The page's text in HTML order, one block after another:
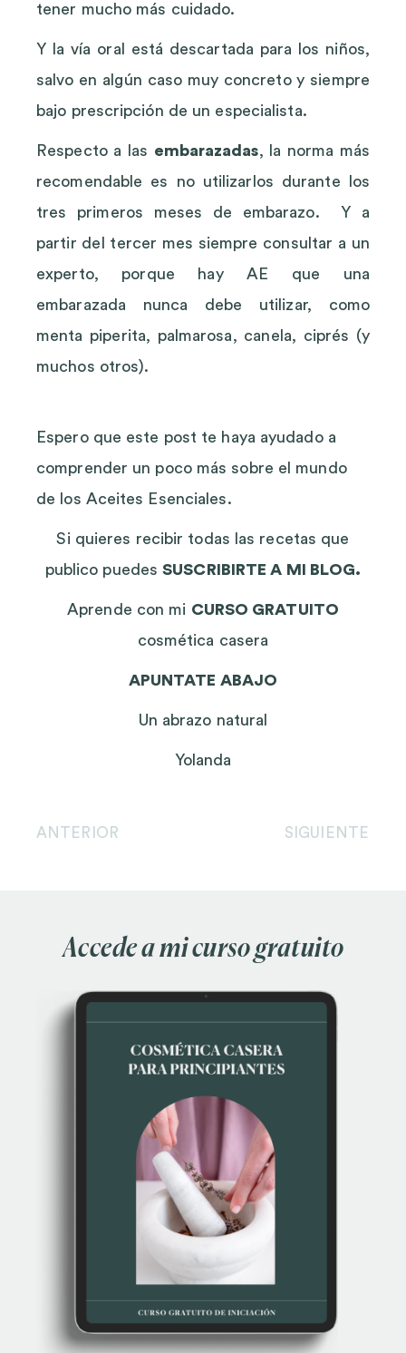
tener mucho más cuidado.
Y la vía oral está descartada para los niños,
salvo en algún caso muy concreto y siempre
bajo prescripción de un especialista.
Respecto a las embarazadas, la norma más
recomendable es no utilizarlos durante los
tres primeros meses de embarazo. Y a
partir del tercer mes siempre consultar a un
experto, porque hay AE que una
embarazada nunca debe utilizar, como
menta piperita, palmarosa, canela, ciprés (y
muchos otros).
Espero que este post te haya ayudado a
comprender un poco más sobre el mundo
de los Aceites Esenciales.
Si quieres recibir todas las recetas que
publico puedesSUSCRIBIRTE A MI BLOG.
Aprende con mi CURSO GRATUITO
cosmética casera
APUNTATE ABAJO
Un abrazo natural
Yolanda
ANTERIOR SIGUIENTE
Accede a mi curso gratuito